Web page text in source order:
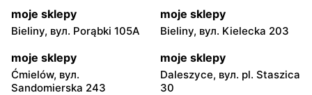
moje sklepy
Bieliny, вул. Porąbki 105A
moje sklepy
Bieliny, вул. Kielecka 203
moje sklepy
Ćmielów, вул.
Sandomierska 243
moje sklepy
Daleszyce, вул. pl. Staszica
30